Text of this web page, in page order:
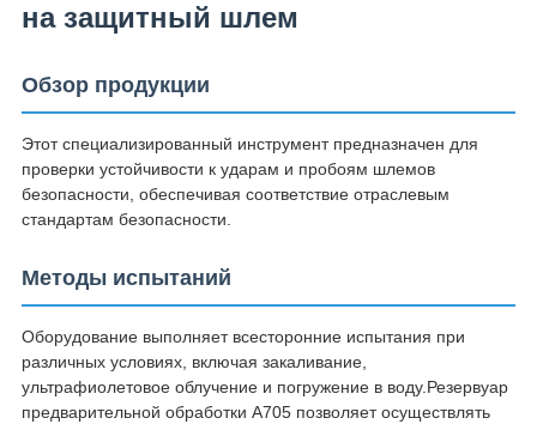
на защитный шлем
Обзор продукции
Этот специализированный инструмент предназначен для
проверки устойчивости к ударам и пробоям шлемов
безопасности, обеспечивая соответствие отраслевым
стандартам безопасности.
Методы испытаний
Оборудование выполняет всесторонние испытания при
различных условиях, включая закаливание,
ультрафиолетовое облучение и погружение в воду.Резервуар
предварительной обработки A705 позволяет осуществлять